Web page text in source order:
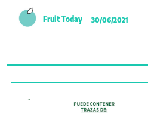
Fruit Today 30/06/2021